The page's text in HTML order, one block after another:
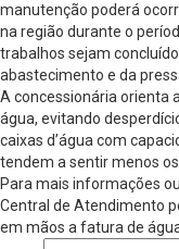
manutenção poderá
na região durante o
trabalhos sejam
abastecimento e da
A concessionária orienta
água, evitando
caixas d’água com
tendem a sentir menos
Para mais informações
Central de Atendimento
em mãos a fatura de